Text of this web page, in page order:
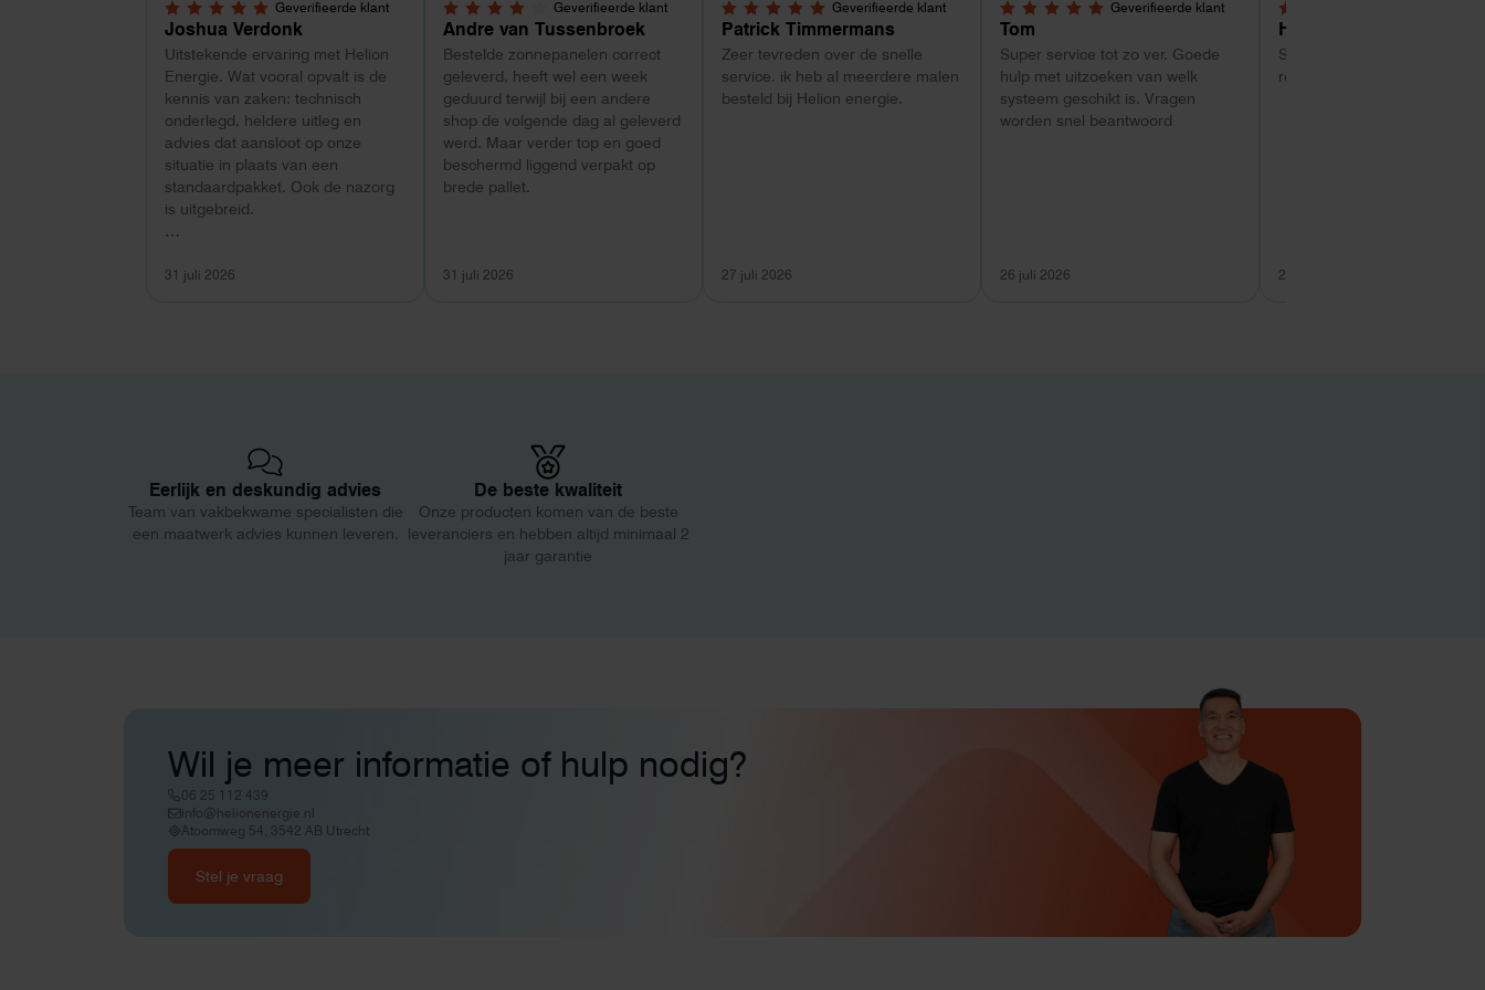
Geverifieerde klant
5,0 van 5 sterren
Joshua Verdonk
Uitstekende ervaring met Helion
Energie. Wat vooral opvalt is de
kennis van zaken: technisch
onderlegd, heldere uitleg en
advies dat aansloot op onze
situatie in plaats van een
standaardpakket. Ook de nazorg
is uitgebreid.
interessant: wij zaten met een
hele camping en zicht op
zelfvoorziening met
zonnepanelen. Een aanrader bij
netcongestie.
31 juli 2026
Geverifieerde klant
4 van 5 sterren
Andre van Tussenbroek
Bestelde zonnepanelen correct
geleverd, heeft wel een week
geduurd terwijl bij een andere
shop de volgende dag al geleverd
werd. Maar verder top en goed
beschermd liggend verpakt op
brede pallet.
31 juli 2026
Geverifieerde klant
5,0 van 5 sterren
Patrick Timmermans
Zeer tevreden over de snelle
service. ik heb al meerdere malen
besteld bij Helion energie.
27 juli 2026
Geverifieerde klant
5,0 van 5 sterren
Tom
Super service tot zo ver. Goede
hulp met uitzoeken van welk
systeem geschikt is. Vragen
worden snel beantwoord
26 juli 2026
4 van 5 sterren
Hans Kollenbrander
Snelle levering en goede
respons bij installatie.
26 juli 2026
Eerlijk en deskundig advies
Team van vakbekwame specialisten die
een maatwerk advies kunnen leveren.
De beste kwaliteit
Onze producten komen van de beste
leveranciers en hebben altijd minimaal 2
jaar garantie
Wil je meer informatie of hulp nodig?
06 25 112 439
info@helionenergie.nl
Atoomweg 54, 3542 AB Utrecht
Stel je vraag